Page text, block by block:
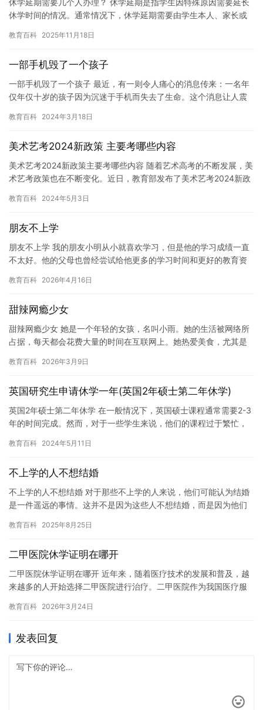
休学延期需要几个人办理？ 休学延期是指学生因特殊原因需要延长
休学时间的情况。通常情况下，休学延期需要由学生本人、家长或
情况…
教育百科 2025年11月18日
一部手机毁了一个孩子
一部手机毁了一个孩子 最近，有一则令人痛心的消息传来：一名年
仅年仅十岁的孩子因为沉迷于手机而失去了生命。这个消息让人震
中不…
教育百科 2024年3月18日
美术艺考2024新政策 主要考哪些内容
美术艺考2024新政策主要考哪些内容 随着艺术高考的不断发展，美
术艺考政策也在不断变化。近日，教育部发布了美术艺考2024新政
教育百科 2024年5月3日
朋友不上学
朋友不上学 我的朋友小明从小就喜欢学习，但是他的学习成绩一直
不太好。他的父母也曾经尝试给他更多的学习时间和更好的教育资
明…
教育百科 2026年4月16日
甜辣网瘾少女
甜辣网瘾少女 她是一个年轻的女孩，名叫小雨。她的生活被网络所
占据，每天都会花费大量的时间在互联网上。她热爱美食，尤其是
品。 …
教育百科 2026年3月9日
英国研究生申请休学一年(英国2年硕士第二年休学)
英国2年硕士第二年休学 在一般情况下，英国硕士课程通常需要2-3
年的时间完成。然而，对于一些学生来说，他们的课程过于繁忙，
教育百科 2024年5月11日
不上学的人不想结婚
不上学的人不想结婚 对于那些不上学的人来说，他们可能认为结婚
是一件遥远的事情。这并不是因为这些人不想结婚，而是因为他们
们…
教育百科 2025年8月25日
二甲医院休学证明在哪开
二甲医院休学证明在哪开 近年来，随着医疗技术的发展和普及，越
来越多的人开始选择二甲医院进行治疗。二甲医院作为我国医疗服
言，…
教育百科 2026年3月24日
发表回复